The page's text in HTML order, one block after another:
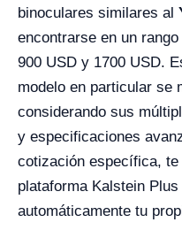
binoculares similares al
encontrarse en un
900 USD y 1700 USD.
modelo en particular se
considerando sus
y especificaciones
cotización específica,
plataforma Kalstein
automáticamente tu